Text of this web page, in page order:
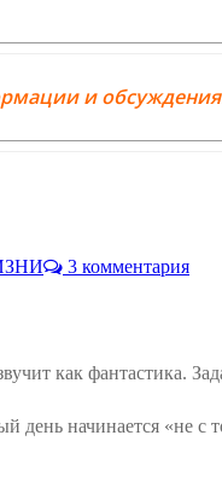
и
3 комментария
как фантастика.
день начинается «не с